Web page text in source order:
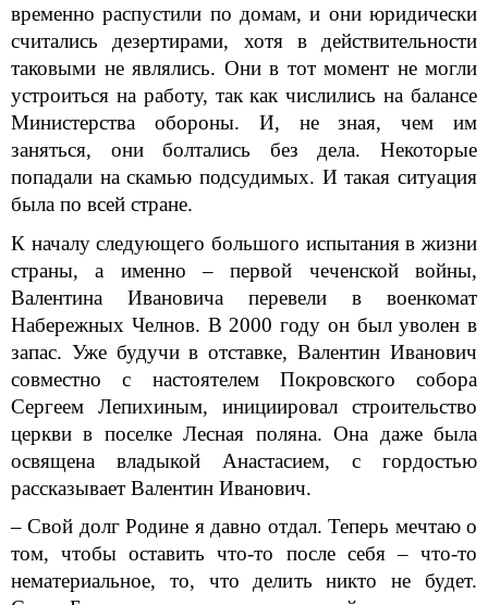
временно распустили по домам, и они юридически
считались дезертирами, хотя в действительности
таковыми не являлись. Они в тот момент не могли
устроиться на работу, так как числились на балансе
Министерства обороны. И, не зная, чем им
заняться, они болтались без дела. Некоторые
попадали на скамью подсудимых. И такая ситуация
была по всей стране.
К началу следующего большого испытания в жизни
страны, а именно – первой чеченской войны,
Валентина Ивановича перевели в военкомат
Набережных Челнов. В 2000 году он был уволен в
запас. Уже будучи в отставке, Валентин Иванович
совместно с настоятелем Покровского собора
Сергеем Лепихиным, инициировал строительство
церкви в поселке Лесная поляна. Она даже была
освящена владыкой Анастасием, с гордостью
рассказывает Валентин Иванович.
– Свой долг Родине я давно отдал. Теперь мечтаю о
том, чтобы оставить что-то после себя – что-то
нематериальное, то, что делить никто не будет.